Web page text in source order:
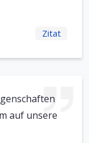
Zitat
auf unsere